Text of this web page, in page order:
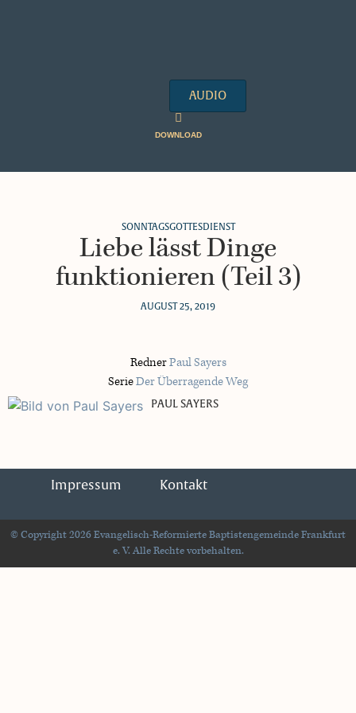
AUDIO
DOWNLOAD
SONNTAGSGOTTESDIENST
Liebe lässt Dinge
funktionieren (Teil 3)
AUGUST 25, 2019
RednerPaul Sayers
SerieDer Überragende Weg
PAUL SAYERS
Impressum Kontakt
© Copyright 2026 Evangelisch-Reformierte Baptistengemeinde Frankfurt
e. V. Alle Rechte vorbehalten.